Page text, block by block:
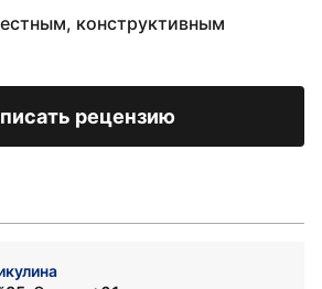
конструктивным
рецензию